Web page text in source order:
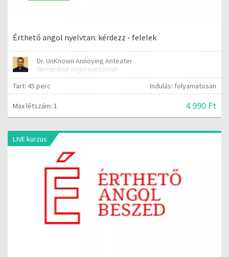
Érthető angol nyelvtan: kérdezz - felelek
Dr. UnKnown Annoying Anteater
Nemzetközi angol nyelvtanár
Tart: 45 perc
Indulás: folyamatosan
Max létszám: 1 4 990 Ft
LIVE kurzus